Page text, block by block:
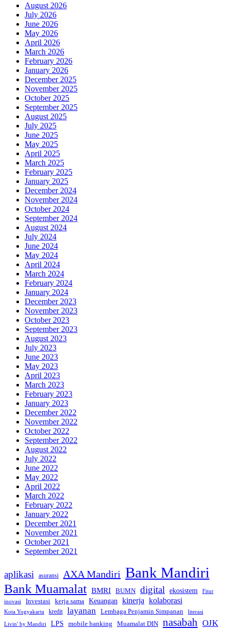
August 2026
July 2026
June 2026
May 2026
April 2026
March 2026
February 2026
January 2026
December 2025
November 2025
October 2025
September 2025
August 2025
July 2025
June 2025
May 2025
April 2025
March 2025
February 2025
January 2025
December 2024
November 2024
October 2024
September 2024
August 2024
July 2024
June 2024
May 2024
April 2024
March 2024
February 2024
January 2024
December 2023
November 2023
October 2023
September 2023
August 2023
July 2023
June 2023
May 2023
April 2023
March 2023
February 2023
January 2023
December 2022
November 2022
October 2022
September 2022
August 2022
July 2022
June 2022
May 2022
April 2022
March 2022
February 2022
January 2022
December 2021
November 2021
October 2021
September 2021
aplikasi asuransi AXA Mandiri Bank Mandiri
Bank Muamalat BMRI BUMN digital ekosistem Fitur
inovasi Investasi kerja sama Keuangan kinerja kolaborasi
Kota Yogyakarta kredit layanan Lembaga Penjamin Simpanan
literasi
Livin' by Mandiri
LPS mobile banking Muamalat DIN nasabah OJK